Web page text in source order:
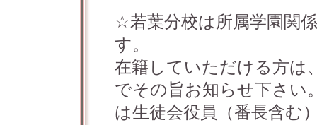
☆若葉分校は所属学園関
す。
在籍していただける方は
でその旨お知らせ下さい
は生徒会役員（番長含む